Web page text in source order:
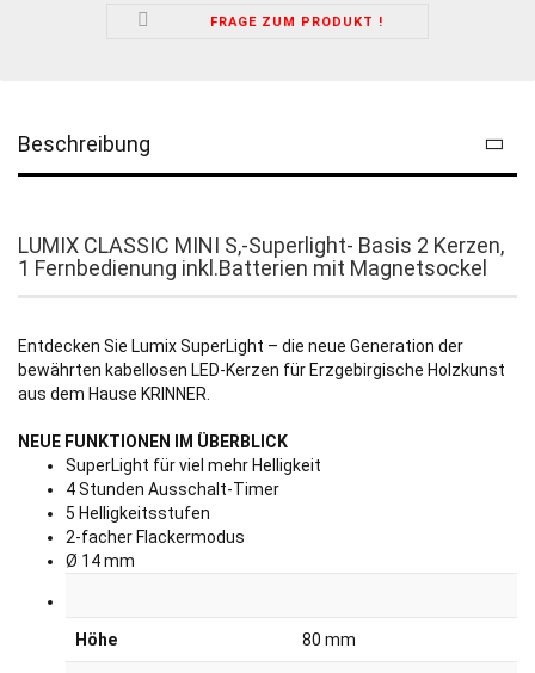
FRAGE ZUM PRODUKT !
Beschreibung
LUMIX CLASSIC MINI S,-Superlight- Basis 2 Kerzen,
1 Fernbedienung inkl.Batterien mit Magnetsockel
Entdecken Sie Lumix SuperLight – die neue Generation der
bewährten kabellosen LED-Kerzen für Erzgebirgische Holzkunst
aus dem Hause KRINNER.
NEUE FUNKTIONEN IM ÜBERBLICK
SuperLight für viel mehr Helligkeit
4 Stunden Ausschalt-Timer
5 Helligkeitsstufen
2-facher Flackermodus
Ø 14 mm
Höhe 80 mm